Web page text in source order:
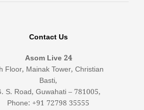
Contact Us
Asom Live 24
Floor, Mainak Tower, Christian
Basti,
S. Road, Guwahati – 781005,
Phone: +91 72798 35555